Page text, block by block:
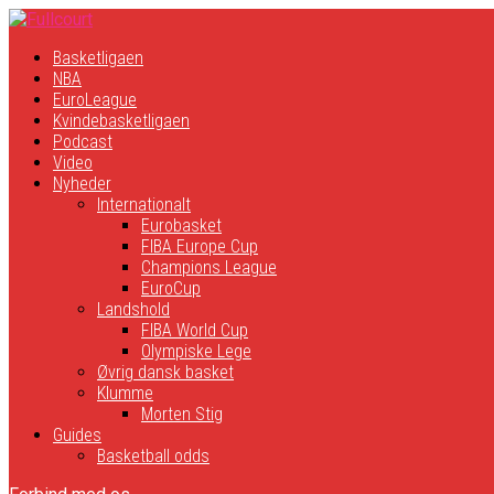
Basketligaen
NBA
EuroLeague
Kvindebasketligaen
Podcast
Video
Nyheder
Internationalt
Eurobasket
FIBA Europe Cup
Champions League
EuroCup
Landshold
FIBA World Cup
Olympiske Lege
Øvrig dansk basket
Klumme
Morten Stig
Guides
Basketball odds